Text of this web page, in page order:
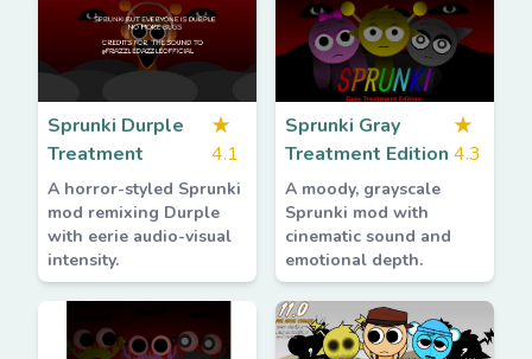
Sprunki Durple
Treatment
★
4.1
A horror-styled Sprunki
mod remixing Durple
with eerie audio-visual
intensity.
Sprunki Gray
Treatment Edition
★
4.3
A moody, grayscale
Sprunki mod with
cinematic sound and
emotional depth.